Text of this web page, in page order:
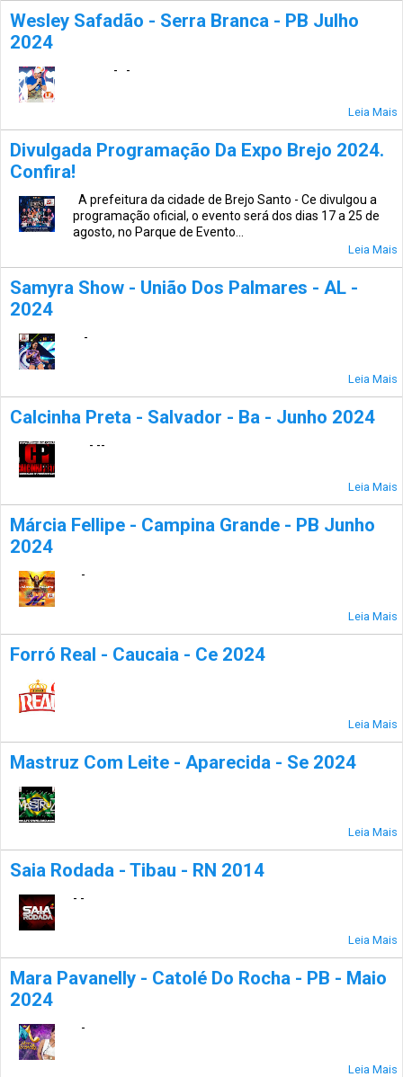
Wesley Safadão - Serra Branca - PB Julho
2024
- -
Leia Mais
Divulgada Programação Da Expo Brejo 2024.
Confira!
A prefeitura da cidade de Brejo Santo - Ce divulgou a
programação oficial, o evento será dos dias 17 a 25 de
agosto, no Parque de Evento...
Leia Mais
Samyra Show - União Dos Palmares - AL -
2024
-
Leia Mais
Calcinha Preta - Salvador - Ba - Junho 2024
- --
Leia Mais
Márcia Fellipe - Campina Grande - PB Junho
2024
-
Leia Mais
Forró Real - Caucaia - Ce 2024
Leia Mais
Mastruz Com Leite - Aparecida - Se 2024
Leia Mais
Saia Rodada - Tibau - RN 2014
- -
Leia Mais
Mara Pavanelly - Catolé Do Rocha - PB - Maio
2024
-
Leia Mais